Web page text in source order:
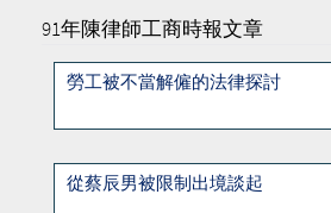
91年陳律師工商時報文章
勞工被不當解僱的法律探討
從蔡辰男被限制出境談起